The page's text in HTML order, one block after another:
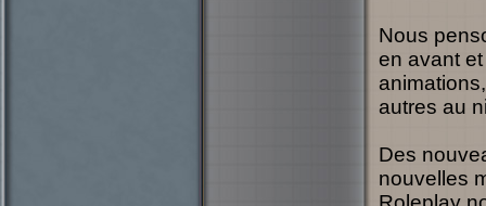
Nous
en avant
autres au
Des
nouvelles